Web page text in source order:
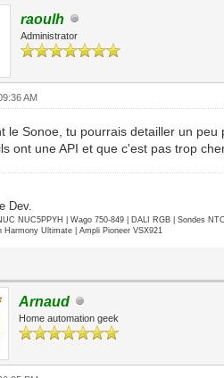
raoulh
Administrator
AM
le Sonoe, tu pourrais detailler un peu
ont une API et que c'est pas trop
Dev.
NUC5PPYH | Wago 750-849 | DALI RGB | Sondes
Harmony Ultimate | Ampli Pioneer VSX921
Arnaud
Home automation geek